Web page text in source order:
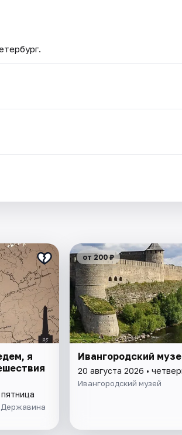
я
от 200 ₽
Ивангородский
20 августа 2026 •
Ивангородский музей